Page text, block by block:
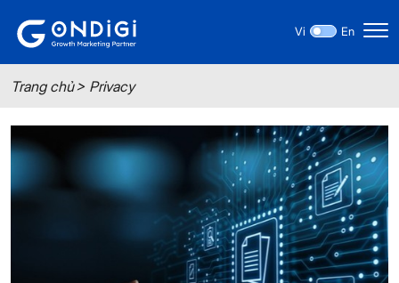
Vi En
Trang chủ Privacy